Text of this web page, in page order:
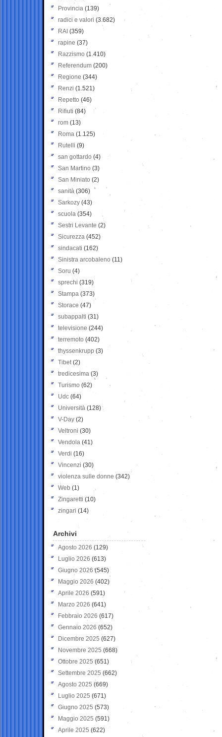
Provincia (139)
radici e valori (3.682)
RAI (359)
rapine (37)
Razzismo (1.410)
Referendum (200)
Regione (344)
Renzi (1.521)
Repetto (46)
Rifiuti (84)
rom (13)
Roma (1.125)
Rutelli (9)
san gottardo (4)
San Martino (3)
San Miniato (2)
sanità (306)
Sarkozy (43)
scuola (354)
Sestri Levante (2)
Sicurezza (452)
sindacati (162)
Sinistra arcobaleno (11)
Soru (4)
sprechi (319)
Stampa (373)
Storace (47)
subappalti (31)
televisione(244)
terremoto (402)
thyssenkrupp (3)
Tibet(2)
tredicesima (3)
Turismo (62)
Udc (64)
Università (128)
V-Day (2)
Veltroni (30)
Vendola (41)
Verdi (16)
Vincenzi (30)
violenza sulle donne (342)
Web (1)
Zingaretti (10)
zingari (14)
Archivi
Agosto 2026 (129)
Luglio 2026 (613)
Giugno 2026 (545)
Maggio 2026 (402)
Aprile 2026 (591)
Marzo 2026 (641)
Febbraio 2026 (617)
Gennaio 2026 (652)
Dicembre 2025 (627)
Novembre 2025 (668)
Ottobre 2025 (651)
Settembre 2025 (662)
Agosto 2025 (669)
Luglio 2025 (671)
Giugno 2025 (573)
Maggio 2025 (591)
Aprile 2025 (622)